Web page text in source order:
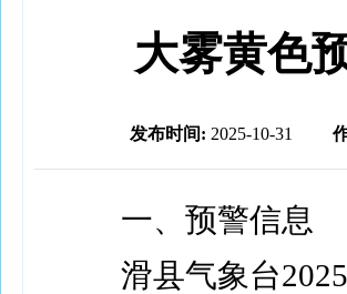
大雾黄色
发布时间: 2025-10-31
一、预警信息
滑县气象台2025